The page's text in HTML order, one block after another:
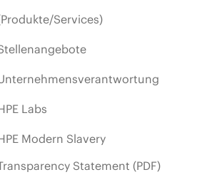
Services)
Labs
Modern Slavery
Statement (PDF)